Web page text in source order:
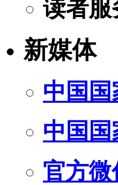
读者服
新媒体
中国国
中国
官方微